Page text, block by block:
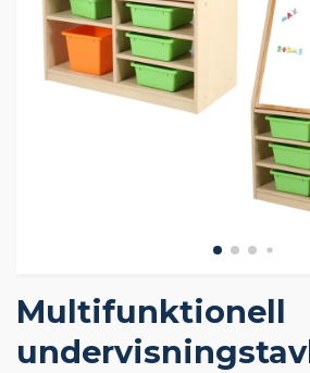
Multifunktionell